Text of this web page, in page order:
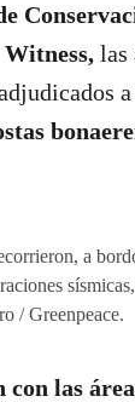
las
a
/ Greenpeace.
con las